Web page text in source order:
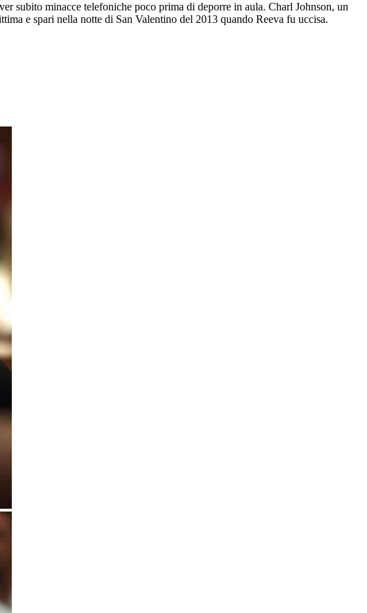
subito minacce telefoniche poco prima di deporre in aula. Charl Johnson, un
e spari nella notte di San Valentino del 2013 quando Reeva fu uccisa.